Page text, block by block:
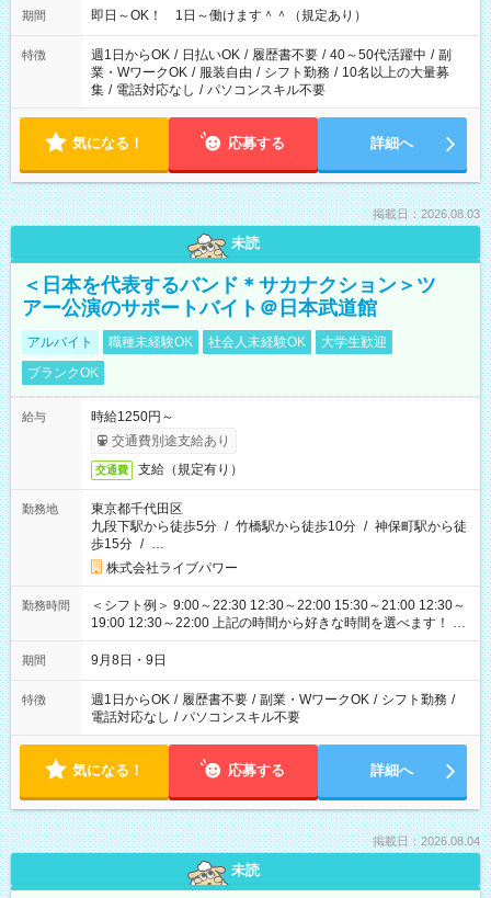
期間 即日～OK！ 1日～働けます＾＾（規定あり）
特徴 週1日からOK / 日払いOK / 履歴書不要 / 40～50代活躍中 / 副
業・WワークOK / 服装自由 / シフト勤務 / 10名以上の大量募
集 / 電話対応なし / パソコンスキル不要
気になる！ 応募する 詳細へ
掲載日：2026.08.03
未読
＜日本を代表するバンド＊サカナクション＞ツ
アー公演のサポートバイト＠日本武道館
アルバイト 職種未経験OK 社会人未経験OK
大学生歓迎
ブランクOK
給与
時給1250円～
交通費別途支給あり
交通費 支給（規定有り）
勤務地
東京都千代田区
九段下駅から徒歩5分 / 竹橋駅から徒歩10分 / 神保町駅から徒
歩15分 / …
株式会社ライブパワー
勤務時間
＜シフト例＞ 9:00～22:30 12:30～22:00 15:30～21:00 12:30～
19:00 12:30～22:00 上記の時間から好きな時間を選べます！ ※
時間は変更となる可能性があります
期間 9月8日・9日
特徴 週1日からOK / 履歴書不要 / 副業・WワークOK / シフト勤務 /
電話対応なし / パソコンスキル不要
気になる！ 応募する 詳細へ
掲載日：2026.08.04
未読